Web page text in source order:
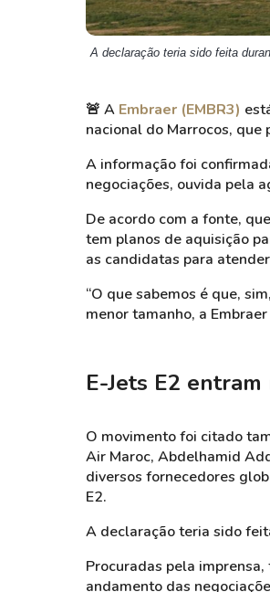
A declaração teria sido feita
🚨 A Embraer (EMBR3)
nacional do Marrocos,
A informação foi
negociações, ouvida pela
De acordo com a fonte,
tem planos de aquisição
as candidatas para
“O que sabemos é que,
menor tamanho, a
E-Jets E2
O movimento foi citado
Air Maroc, Abdelhamid
diversos fornecedores
E2.
A declaração teria sido
Procuradas pela
andamento das